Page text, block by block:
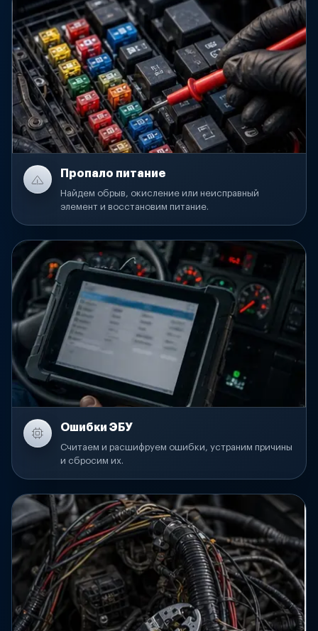
Пропало питание
Найдем обрыв, окисление или неисправный
элемент и восстановим питание.
Ошибки ЭБУ
Считаем и расшифруем ошибки, устраним причины
и сбросим их.